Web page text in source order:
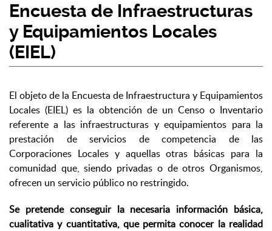
Encuesta de Infraestructuras
y Equipamientos Locales
(EIEL)
El objeto de la Encuesta de Infraestructura y Equipamientos
Locales (EIEL) es la obtención de un Censo o Inventario
referente a las infraestructuras y equipamientos para la
prestación de servicios de competencia de las
Corporaciones Locales y aquellas otras básicas para la
comunidad que, siendo privadas o de otros Organismos,
ofrecen un servicio público no restringido.
Se pretende conseguir la necesaria información básica,
cualitativa y cuantitativa, que permita conocer la realidad